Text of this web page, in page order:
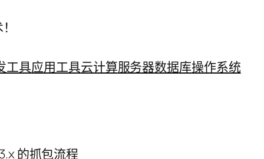
工具应用工具云计算服务器数据库操作系统
的抓包流程